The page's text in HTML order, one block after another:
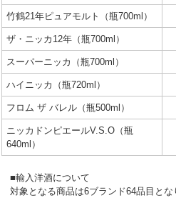
竹鶴21年ピュアモルト（瓶700ml）
ザ・ニッカ12年（瓶700ml）
スーパーニッカ（瓶700ml）
ハイニッカ（瓶720ml）
フロム ザ バレル（瓶500ml）
ニッカドンピエールV.S.O（瓶
640ml）
■輸入洋酒について
対象となる商品は6ブランド64品目とな